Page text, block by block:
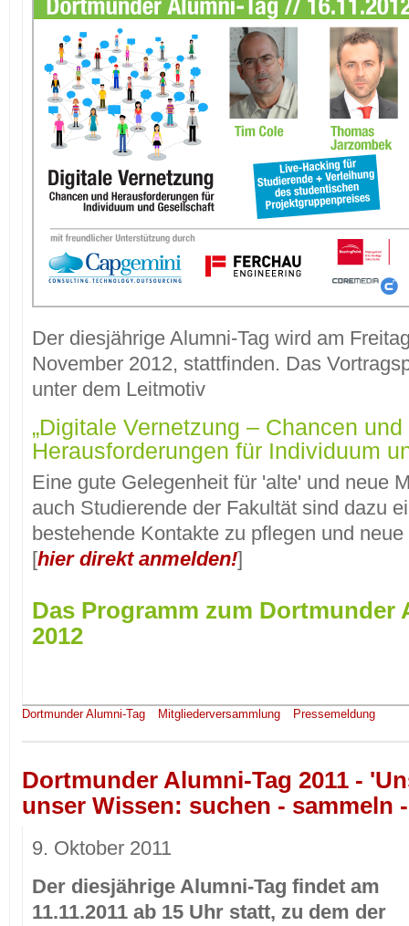
Der diesjährige Alumni-Tag wird am
November 2012, stattfinden. Das
unter dem Leitmotiv
„Digitale Vernetzung – Chancen und
Herausforderungen für Individuum
Eine gute Gelegenheit für 'alte' und neue
auch Studierende der Fakultät sind dazu
bestehende Kontakte zu pflegen und
[hier direkt anmelden!]
Das Programm zum Dortmunder
2012
Dortmunder Alumni-Tag Mitgliederversammlung Pressemeldung
Dortmunder Alumni-Tag 2011 -
unser Wissen: suchen - sammeln
9. Oktober 2011
Der diesjährige Alumni-Tag findet am
11.11.2011 ab 15 Uhr statt, zu dem der